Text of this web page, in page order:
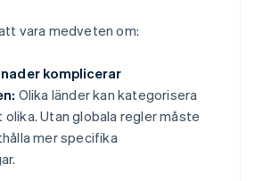
vara medveten om:
komplicerar
Olika länder kan kategorisera
Utan globala regler måste
mer specifika